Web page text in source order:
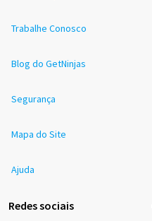
Trabalhe Conosco
Blog do GetNinjas
Segurança
Mapa do Site
Ajuda
Redes sociais